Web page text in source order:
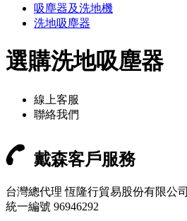
吸塵器及洗地機
洗地吸塵器
選購洗地吸塵器
線上客服
聯絡我們
戴森客戶服務
台灣總代理 恆隆行貿易股份有限公司
統一編號 96946292